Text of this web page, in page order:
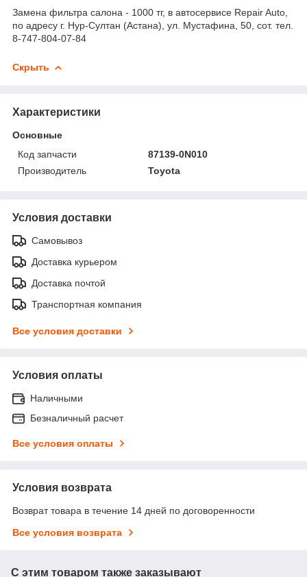
Замена фильтра салона - 1000 тг, в автосервисе Repair Auto,
по адресу г. Нур-Султан (Астана), ул. Мустафина, 50, сот. тел.
8-747-804-07-84
Скрыть
Характеристики
Основные
Код запчасти
87139-0N010
Производитель
Toyota
Условия доставки
Самовывоз
Доставка курьером
Доставка почтой
Транспортная компания
Все условия доставки
Условия оплаты
Наличными
Безналичный расчет
Все условия оплаты
Условия возврата
Возврат товара в течение 14 дней по договоренности
Все условия возврата
С этим товаром также заказывают